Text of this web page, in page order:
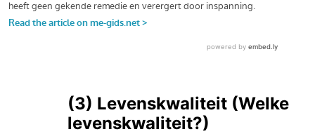
(3) Levenskwaliteit (Welke
levenskwaliteit?)